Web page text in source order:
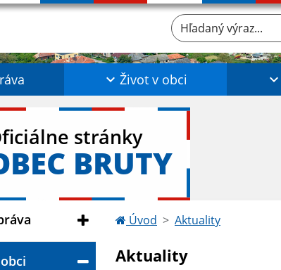
Hľadaný výraz...
Život v obci
stránky
BRUTY
Úvod Aktuality
Aktuality